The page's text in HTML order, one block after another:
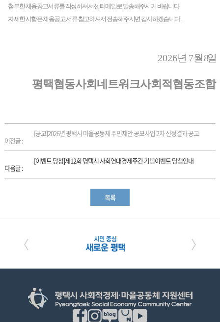
첨부한 채용공고서류를 작성하셔서 센터메일로 발송해주시기 바랍니다.
자세한 사항은 채용공고 서류 참고하셔서 전송해주시면 감사하겠습니다.
2026년 7월8일
평택협동사회네트워크사회적협동조합
이전글 :
[공고]2026년 평택시 마을공동체 주민제안 공모사업 2차 선정결과 공고
다음글 :
[이벤트 당첨]제12회 평택시 사회연대경제주간 기념이벤트 당첨안내
목록
〈 〉